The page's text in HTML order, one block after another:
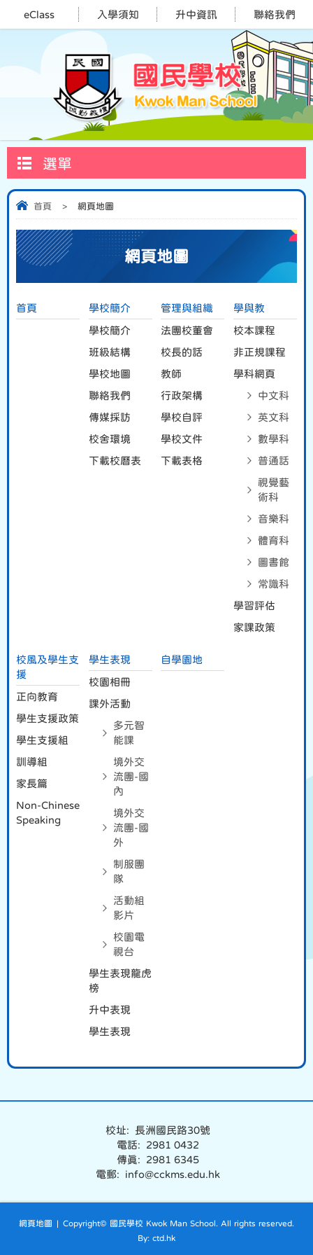
eClass 入學須知 升中資訊 聯絡我們
選單
首頁 > 網頁地圖
網頁地圖
首頁 學校簡介
學校簡介
班級結構
學校地圖
聯絡我們
傳媒採訪
校舍環境
下載校曆表
管理與組織
法團校董會
校長的話
教師
行政架構
學校自評
學校文件
下載表格
學與教
校本課程
非正規課程
學科網頁
中文科
英文科
數學科
普通話
視覺藝
術科
音樂科
體育科
圖書館
常識科
學習評估
家課政策
校風及學生支
援
正向教育
學生支援政策
學生支援組
訓導組
家長篇
Non-Chinese
Speaking
學生表現
校園相冊
課外活動
多元智
能課
境外交
流團-國
內
境外交
流團-國
外
制服團
隊
活動組
影片
校園電
視台
學生表現龍虎
榜
升中表現
學生表現
自學園地
校址: 長洲國民路30號
電話: 2981 0432
傳真: 2981 6345
電郵: info@cckms.edu.hk
網頁地圖 | Copyright© 國民學校 Kwok Man School. All rights reserved.
By: ctd.hk